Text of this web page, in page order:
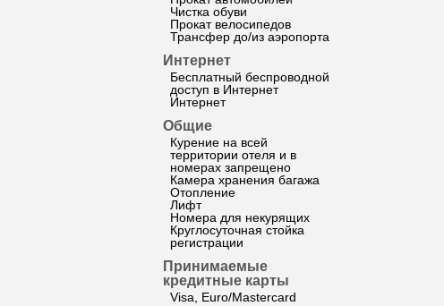
Чистка обуви
Прокат велосипедов
Трансфер до/из аэропорта
Интернет
Бесплатный беспроводной
доступ в Интернет
Интернет
Общие
Курение на всей
территории отеля и в
номерах запрещено
Камера хранения багажа
Отопление
Лифт
Номера для некурящих
Круглосуточная стойка
регистрации
Принимаемые
кредитные карты
Visa, Euro/Mastercard